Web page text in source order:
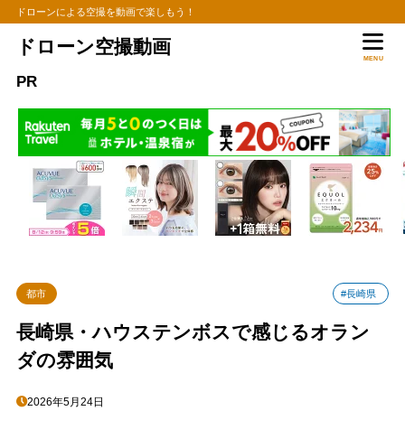
ドローンによる空撮を動画で楽しもう！
ドローン空撮動画
MENU
PR
都市 #長崎県
長崎県・ハウステンボスで感じるオラン
ダの雰囲気
2026年5月24日